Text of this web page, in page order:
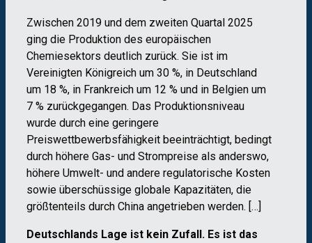
Zwischen 2019 und dem zweiten Quartal 2025
ging die Produktion des europäischen
Chemiesektors deutlich zurück. Sie ist im
Vereinigten Königreich um 30 %, in Deutschland
um 18 %, in Frankreich um 12 % und in Belgien um
7 % zurückgegangen. Das Produktionsniveau
wurde durch eine geringere
Preiswettbewerbsfähigkeit beeinträchtigt, bedingt
durch höhere Gas- und Strompreise als anderswo,
höhere Umwelt- und andere regulatorische Kosten
sowie überschüssige globale Kapazitäten, die
größtenteils durch China angetrieben werden. […]
Deutschlands Lage ist kein Zufall. Es ist das